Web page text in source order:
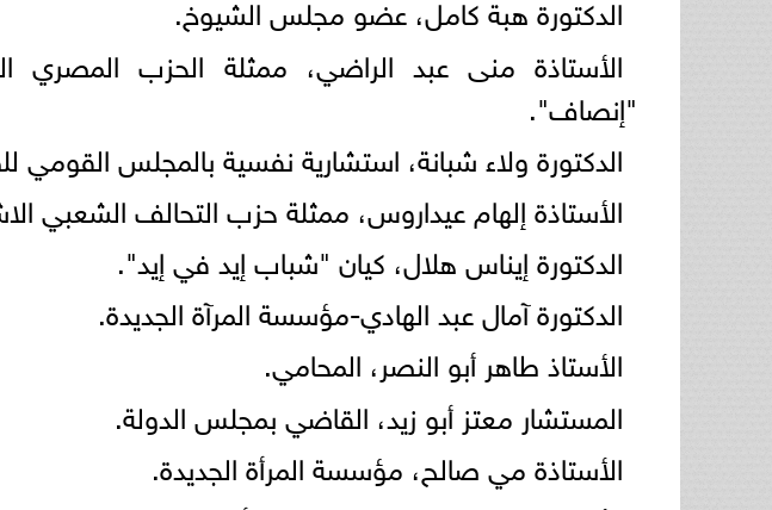
الأستاذة منى عبد الراضي، ممثلة الحزب المصري
"إنصاف".
الدكتورة ولاء شبانة، استشارية نفسية بالمجلس القومي
الأستاذة إلهام عيداروس، ممثلة حزب التحالف الشعبي
الدكتورة إيناس هلال، كيان "شباب إيد في إيد".
الدكتورة آمال عبد الهادي-مؤسسة المرآة الجديدة.
الأستاذ طاهر أبو النصر، المحامي.
المستشار معتز أبو زيد، القاضي بمجلس الدولة.
الأستاذة مي صالح، مؤسسة المرأة الجديدة.